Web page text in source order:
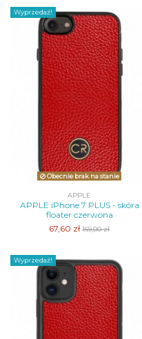
Wyprzedaż!
Obecnie brak na stanie
APPLE
APPLE iPhone 7 PLUS - skóra
floater czerwona
67,60 zł169,00 zł
Wyprzedaż!